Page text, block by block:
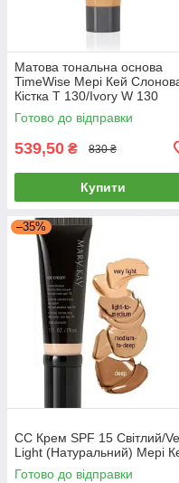
Матова тональна основа
TimeWise Мері Кей
Кістка Т 130/Ivory W 130
(Матовий)
Готово до відправки
539,50 ₴ 830 ₴
Купити
–35%
СС Крем SPF 15 Світлий/
Light (Натуральний) Мері
Готово до відправки